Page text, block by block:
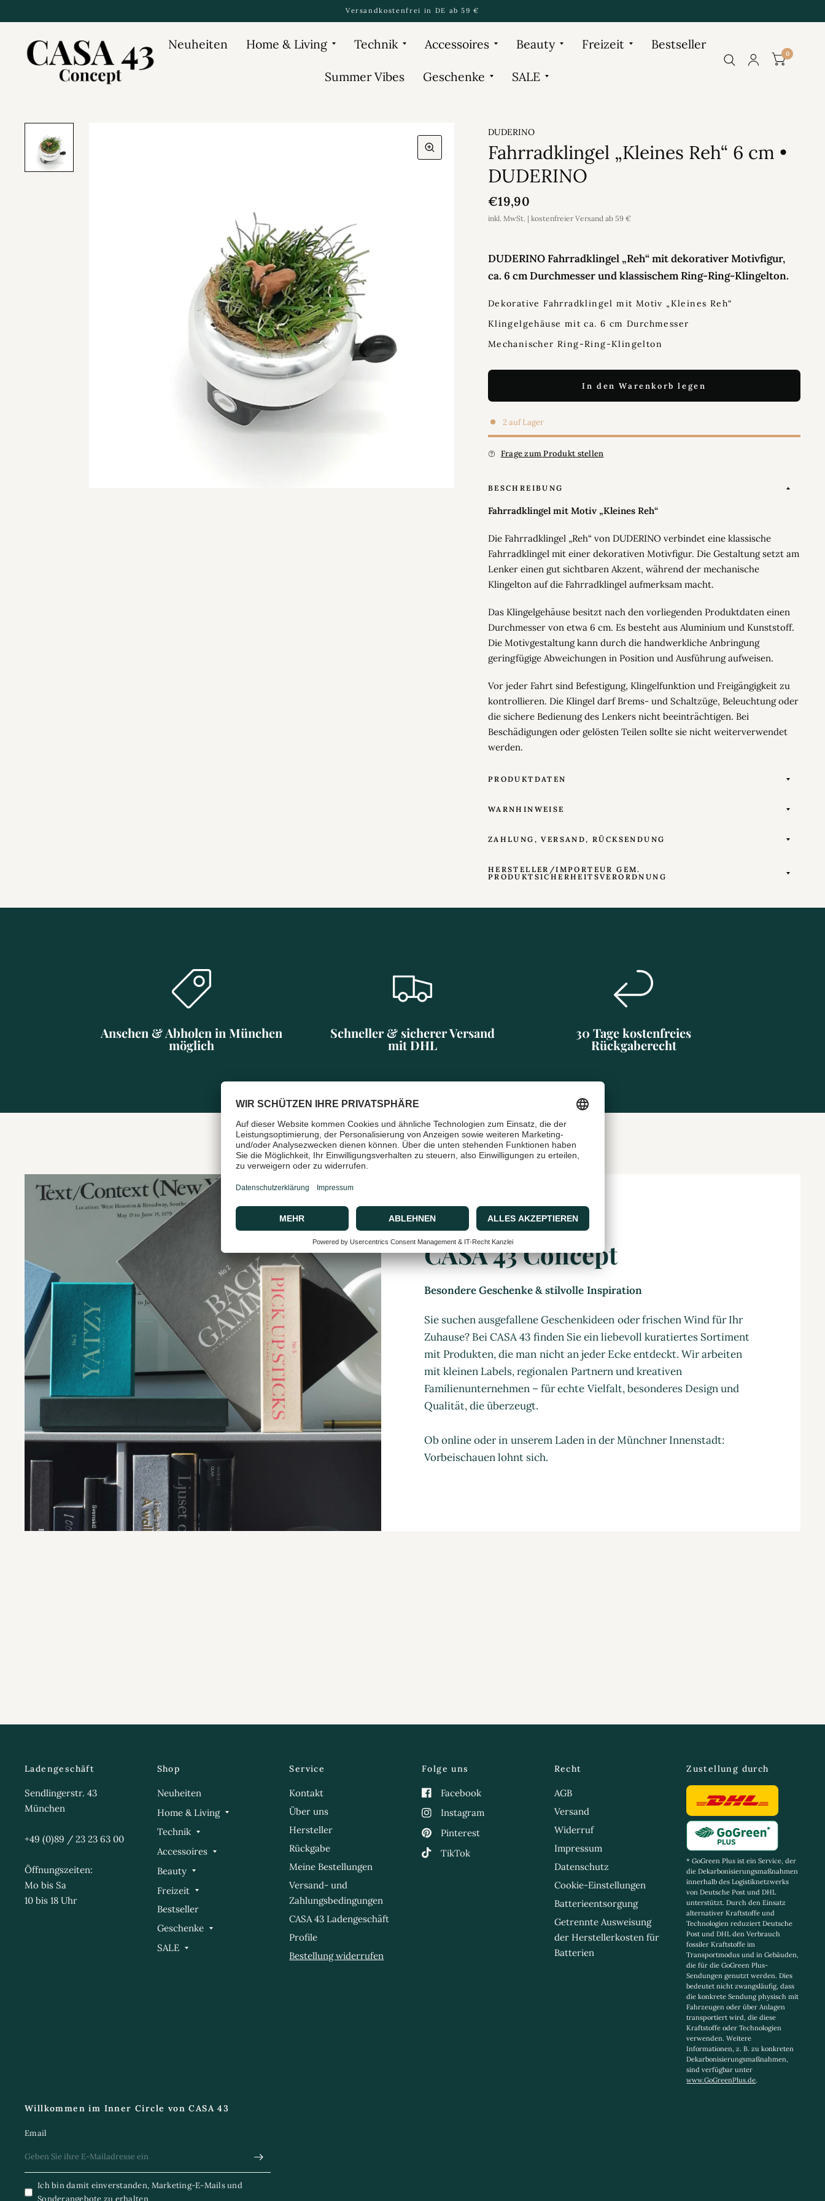
Versandkostenfrei in DE ab 59 €
Neuheiten Home & Living Technik Accessoires Beauty Freizeit Bestseller
Summer Vibes Geschenke SALE
0
DUDERINO
Fahrradklingel „Kleines Reh“ 6 cm •
DUDERINO
€19,90
inkl. MwSt. | kostenfreier Versand ab 59 €
DUDERINO Fahrradklingel „Reh“ mit dekorativer Motivfigur,
ca. 6 cm Durchmesser und klassischem Ring-Ring-Klingelton.
Dekorative Fahrradklingel mit Motiv „Kleines Reh“
Klingelgehäuse mit ca. 6 cm Durchmesser
Mechanischer Ring-Ring-Klingelton
In den Warenkorb legen
2 auf Lager
Frage zum Produkt stellen
BESCHREIBUNG
Fahrradklingel mit Motiv „Kleines Reh“
Die Fahrradklingel „Reh“ von DUDERINO verbindet eine klassische
Fahrradklingel mit einer dekorativen Motivfigur. Die Gestaltung setzt am
Lenker einen gut sichtbaren Akzent, während der mechanische
Klingelton auf die Fahrradklingel aufmerksam macht.
Das Klingelgehäuse besitzt nach den vorliegenden Produktdaten einen
Durchmesser von etwa 6 cm. Es besteht aus Aluminium und Kunststoff.
Die Motivgestaltung kann durch die handwerkliche Anbringung
geringfügige Abweichungen in Position und Ausführung aufweisen.
Vor jeder Fahrt sind Befestigung, Klingelfunktion und Freigängigkeit zu
kontrollieren. Die Klingel darf Brems- und Schaltzüge, Beleuchtung oder
die sichere Bedienung des Lenkers nicht beeinträchtigen. Bei
Beschädigungen oder gelösten Teilen sollte sie nicht weiterverwendet
werden.
PRODUKTDATEN
WARNHINWEISE
ZAHLUNG, VERSAND, RÜCKSENDUNG
HERSTELLER/IMPORTEUR GEM.
PRODUKTSICHERHEITSVERORDNUNG
Ansehen & Abholen in München
möglich
Schneller & sicherer Versand
mit DHL
30 Tage kostenfreies
Rückgaberecht
CASA 43 Concept
Besondere Geschenke & stilvolle Inspiration
Sie suchen ausgefallene Geschenkideen oder frischen Wind für Ihr
Zuhause? Bei CASA 43 finden Sie ein liebevoll kuratiertes Sortiment
mit Produkten, die man nicht an jeder Ecke entdeckt. Wir arbeiten
mit kleinen Labels, regionalen Partnern und kreativen
Familienunternehmen – für echte Vielfalt, besonderes Design und
Qualität, die überzeugt.
Ob online oder in unserem Laden in der Münchner Innenstadt:
Vorbeischauen lohnt sich.
Ladengeschäft
Sendlingerstr. 43
München
+49 (0)89 / 23 23 63 00
Öffnungszeiten:
Mo bis Sa
10 bis 18 Uhr
Shop
Neuheiten
Home & Living
Technik
Accessoires
Beauty
Freizeit
Bestseller
Geschenke
SALE
Service
Kontakt
Über uns
Hersteller
Rückgabe
Meine Bestellungen
Versand- und
Zahlungsbedingungen
CASA 43 Ladengeschäft
Profile
Bestellung widerrufen
Folge uns
Facebook
Instagram
Pinterest
TikTok
Recht
AGB
Versand
Widerruf
Impressum
Datenschutz
Cookie-Einstellungen
Batterieentsorgung
Getrennte Ausweisung
der Herstellerkosten für
Batterien
Zustellung durch
* GoGreen Plus ist ein Service, der
die Dekarbonisierungsmaßnahmen
innerhalb des Logistiknetzwerks
von Deutsche Post und DHL
unterstützt. Durch den Einsatz
alternativer Kraftstoffe und
Technologien reduziert Deutsche
Post und DHL den Verbrauch
fossiler Kraftstoffe im
Transportmodus und in Gebäuden,
die für die GoGreen Plus-
Sendungen genutzt werden. Dies
bedeutet nicht zwangsläufig, dass
die konkrete Sendung physisch mit
Fahrzeugen oder über Anlagen
transportiert wird, die diese
Kraftstoffe oder Technologien
verwenden. Weitere
Informationen, z. B. zu konkreten
Dekarbonisierungsmaßnahmen,
sind verfügbar unter
www.GoGreenPlus.de.
Willkommen im Inner Circle von CASA 43
Email
Ich bin damit einverstanden, Marketing-E-Mails und
Sonderangebote zu erhalten